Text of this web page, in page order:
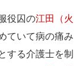
役囚の江田（火
ていて病の痛み
する介護士を制